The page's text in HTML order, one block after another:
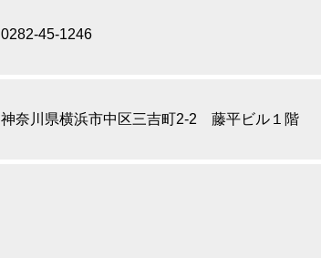
0282-45-1246
神奈川県横浜市中区三吉町2-2 藤平ビル１階